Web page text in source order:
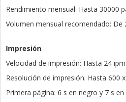
Rendimiento mensual: Hasta 30000
Volumen mensual recomendado: De
Impresión
Velocidad de impresión: Hasta 24
Resolución de impresión: Hasta 600
Primera página: 6 s en negro y 7 s